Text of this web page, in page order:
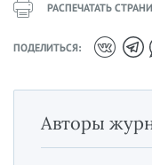
РАСПЕЧАТАТЬ
ПОДЕЛИТЬСЯ:
Авторы